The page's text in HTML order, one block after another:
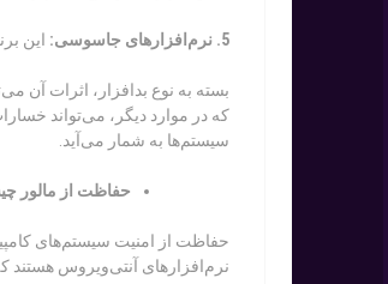
5. نرم‌افزارهای جاسوسی: این
بسته به نوع بدافزار، اثرات آن
که در موارد دیگر، می‌تواند
سیستم‌ها به شمار می‌آید.
حفاظت از مالور
حفاظت از امنیت سیستم‌های
نرم‌افزارهای آنتی‌ویروس هستند